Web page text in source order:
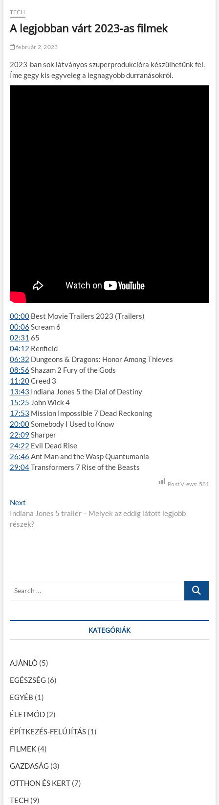
TECH
A legjobban várt 2023-as filmek
február 2, 2023
2023-ban sok látványos szuperprodukcióra készülhetünk fel.
Íme gegy kis egyveleg a legnagyobb durranásokról.
00:00Best Movie Trailers 2023 (Trailers)
00:06 Scream 6
02:31 65
04:12 Renfield
06:32 Dungeons & Dragons: Honor Among Thieves
08:56 Shazam 2 Fury of the Gods
11:20Creed 3
13:43 Indiana Jones 5 the Dial of Destiny
15:25 John Wick 4
17:53 Mission Impossible 7 Dead Reckoning
20:00Somebody I Used to Know
22:09 Sharper
24:22 Evil Dead Rise
26:46 Ant Man and the Wasp Quantumania
29:04Transformers 7 Rise of the Beasts
Post Views: 581
B
e
y
z
a
v
i
g
á
c
i
ó
Next
e
x
:
Indiana Jones 5 trailer – Melyek az eddig látott legjobb
részek?
r
h
KATEGÓRIÁK
AJÁNLÓ(5)
EGÉSZSÉG (6)
EGYÉB (1)
ÉLETMÓD(2)
ÉPÍTKEZÉS-FELÚJÍTÁS(1)
FILMEK(4)
GAZDASÁG (3)
OTTHON ÉS KERT(7)
TECH (9)